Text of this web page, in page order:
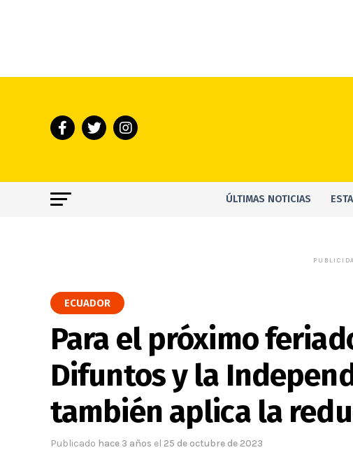
ÚLTIMAS NOTICIAS
ECUADOR
Para el próximo
Difuntos y la
también aplica la
Publicado hace 3 años el 25 de octubre de 2023